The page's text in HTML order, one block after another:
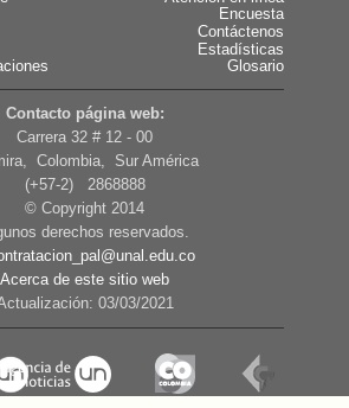
Encuesta
Contáctenos
Estadísticas
Glosario
Contacto página web:
Carrera 32 # 12 - 00
Colombia, Sur América
(+57-2) 2868888
© Copyright 2014
derechos reservados.
Acerca de este sitio web
03/03/2021